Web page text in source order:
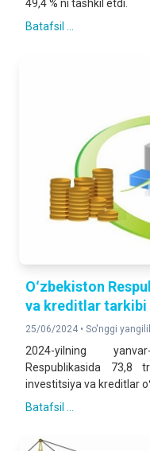
49,4 % ni tashkil etdi.
Batafsil ...
Oʻzbekiston
va kreditlar tarkibi
25/06/2024 • So'nggi
2024-yilning
Respublikasida 73,8
investitsiya va kreditlar
Batafsil ...